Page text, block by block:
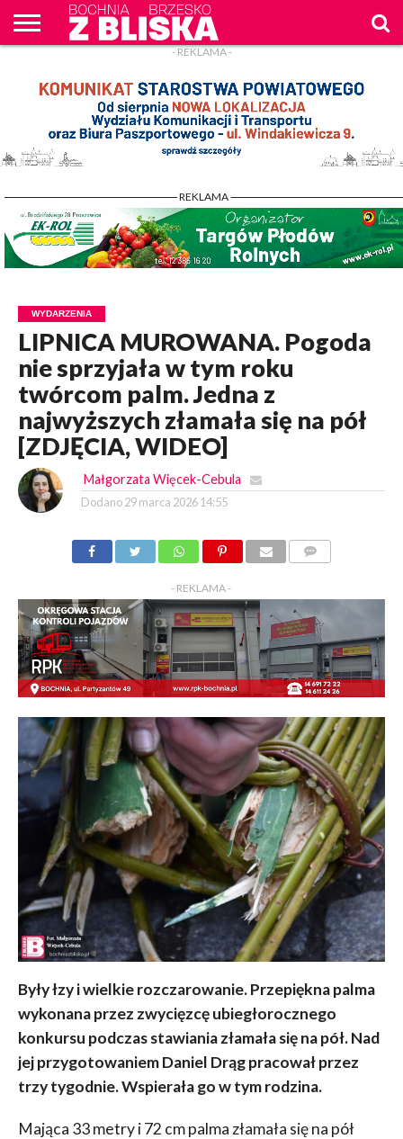
WPROST
REKLAM
- REKLAMA -
- REKLAMA -
WYDARZENIA
LIPNICA MUROWANA. Pogoda
nie sprzyjała w tym roku
twórcom palm. Jedna z
najwyższych złamała się na pół
[ZDJĘCIA, WIDEO]
Małgorzata Więcek-Cebula
Dodano 29 marca 2026 14:55
- REKLAMA -
Były łzy i wielkie rozczarowanie. Przepiękna palma
wykonana przez zwycięzcę ubiegłorocznego
konkursu podczas stawiania złamała się na pół. Nad
jej przygotowaniem Daniel Drąg pracował przez
trzy tygodnie. Wspierała go w tym rodzina.
Mająca 33 metry i 72 cm palma złamała się na pół